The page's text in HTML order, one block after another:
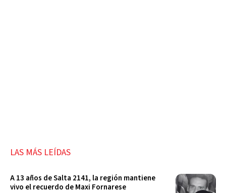
LAS MÁS LEÍDAS
A 13 años de Salta 2141, la región mantiene
vivo el recuerdo de Maxi Fornarese